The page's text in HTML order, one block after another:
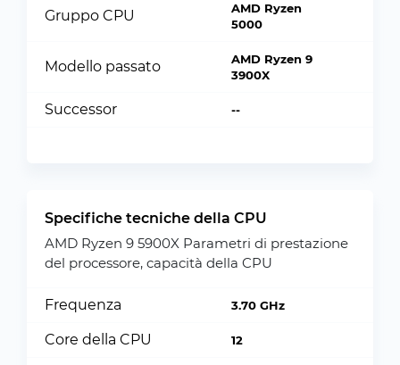
Gruppo CPU
AMD Ryzen
5000
Modello passato
AMD Ryzen 9
3900X
Successor --
Specifiche tecniche della CPU
AMD Ryzen 9 5900X Parametri di prestazione
del processore, capacità della CPU
Frequenza 3.70 GHz
Core della CPU 12